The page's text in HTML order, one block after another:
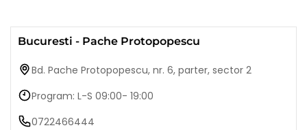
Bucuresti - Pache Protopopescu
Bd. Pache Protopopescu, nr. 6, parter, sector 2
Program: L-S 09:00- 19:00
0722466444